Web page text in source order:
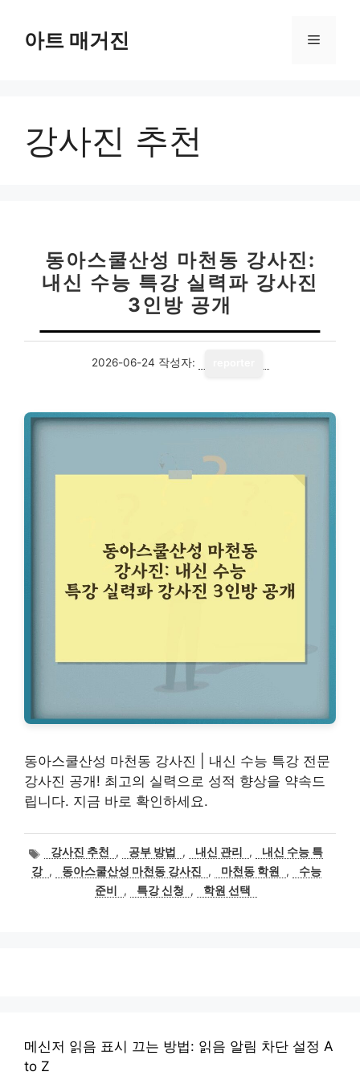
아트 매거진 메
강사진 추천
동아스쿨산성 마천동 강사진:
내신 수능 특강 실력파 강사진
3인방 공개
2026-06-24 작성자:
동아스쿨산성 마천동 강사진 | 내신 수능 특강 전문
강사진 공개! 최고의 실력으로 성적 향상을 약속드
립니다. 지금 바로 확인하세요.
태강사진 추천 , 공부 방법 , 내신 관리 ,
내신 수능 특
강 , 동아스쿨산성 마천동 강사진 , 마천동 학원 ,
수능
준비
, 특강 신청 , 학원 선택
메신저 읽음 표시 끄는 방법: 읽음 알림 차단 설정 A
to Z